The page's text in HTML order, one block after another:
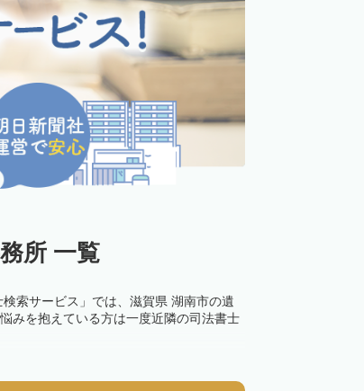
所 一覧
索サービス」では、滋賀県 湖南市の遺
みを抱えている方は一度近隣の司法書士